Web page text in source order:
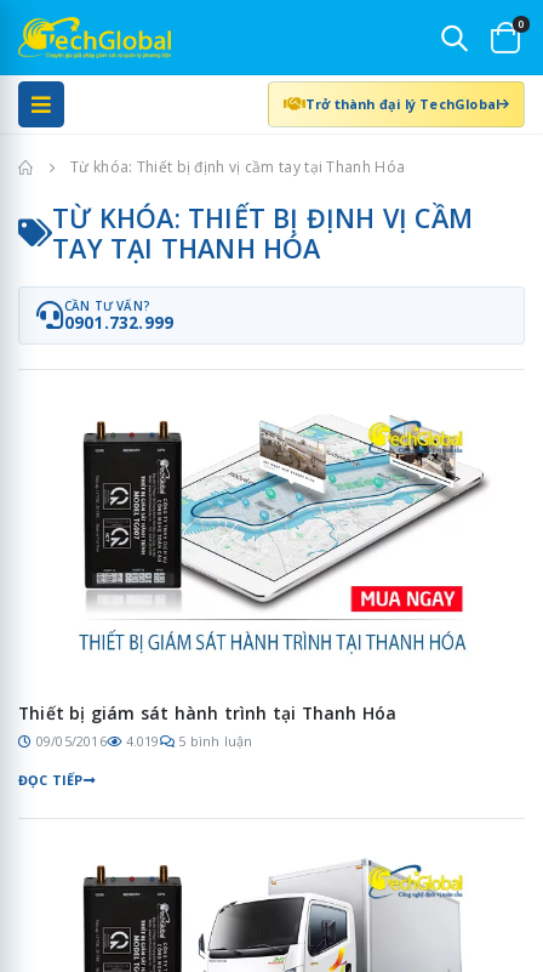
0
Trở thành đại lý TechGlobal
Trang chủTừ khóa: Thiết bị định vị cầm tay tại Thanh Hóa
TỪ KHÓA: THIẾT BỊ ĐỊNH VỊ CẦM
TAY TẠI THANH HÓA
CẦN TƯ VẤN?
0901.732.999
Thiết bị giám sát hành trình tại Thanh Hóa
09/05/2016 4.019 5 bình luận
ĐỌC TIẾP